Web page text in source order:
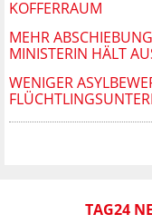
KOFFERRAUM
MEHR
MINISTERIN HÄLT
WENIGER
TAG24